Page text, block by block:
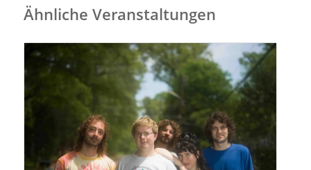
Ähnliche Veranstaltungen